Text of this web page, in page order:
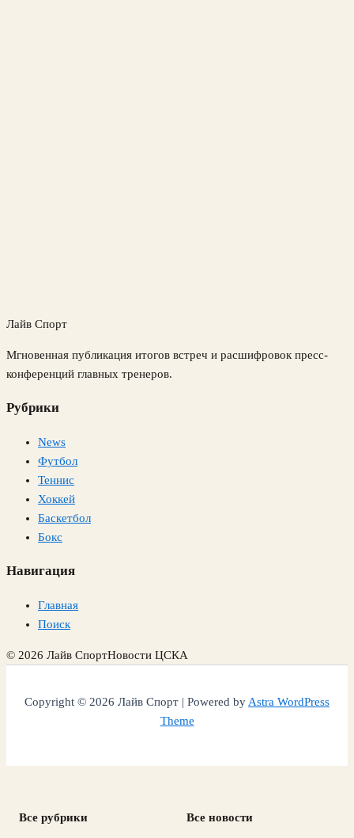
Лайв Спорт
Мгновенная публикация итогов встреч и расшифровок пресс-
конференций главных тренеров.
Рубрики
News
Футбол
Теннис
Хоккей
Баскетбол
Бокс
Навигация
Главная
Поиск
© 2026 Лайв СпортНовости ЦСКА
Copyright © 2026 Лайв Спорт | Powered byAstra WordPress
Theme
Все рубрики Все новости